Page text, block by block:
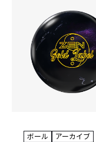
ボール
アーカイブ